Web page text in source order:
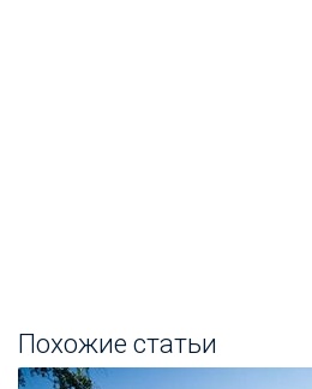
Похожие статьи